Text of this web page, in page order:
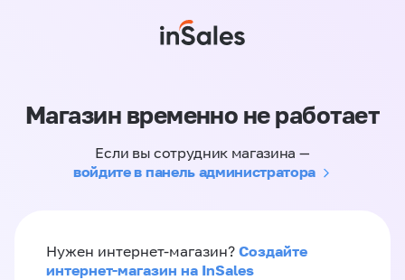
Магазин временно не работает
Если вы сотрудник магазина —
войдите в панель администратора
Нужен интернет-магазин? Создайте
интернет-магазин на InSales